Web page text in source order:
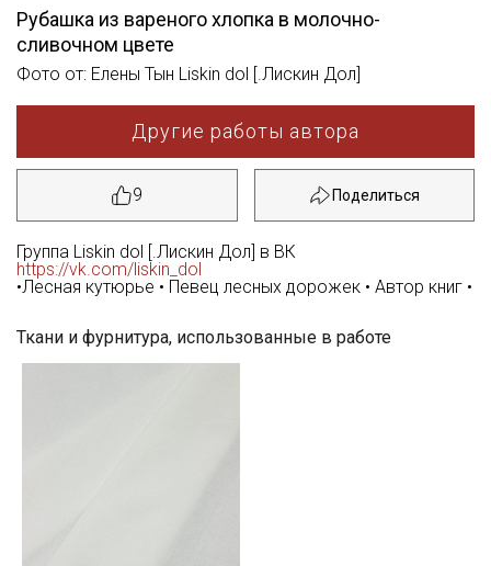
Рубашка из вареного хлопка в молочно-
сливочном цвете
Фото от: Елены Тын Liskin dol [.Лискин Дол]
Другие работы автора
9
Группа Liskin dol [.Лискин Дол] в ВК
https://vk.com/liskin_dol
•Лесная кутюрье • Певец лесных дорожек • Автор книг •
Ткани и фурнитура, использованные в работе